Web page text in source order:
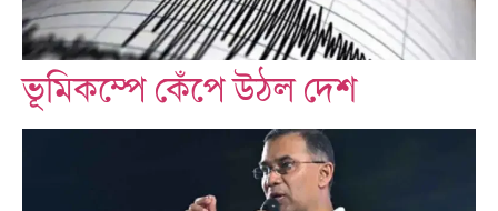
ভূমিকম্পে কেঁপে উঠল দেশ